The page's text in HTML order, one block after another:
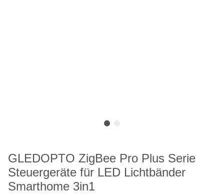
GLEDOPTO ZigBee Pro Plus Serie
Steuergeräte für LED Lichtbänder
Smarthome 3in1